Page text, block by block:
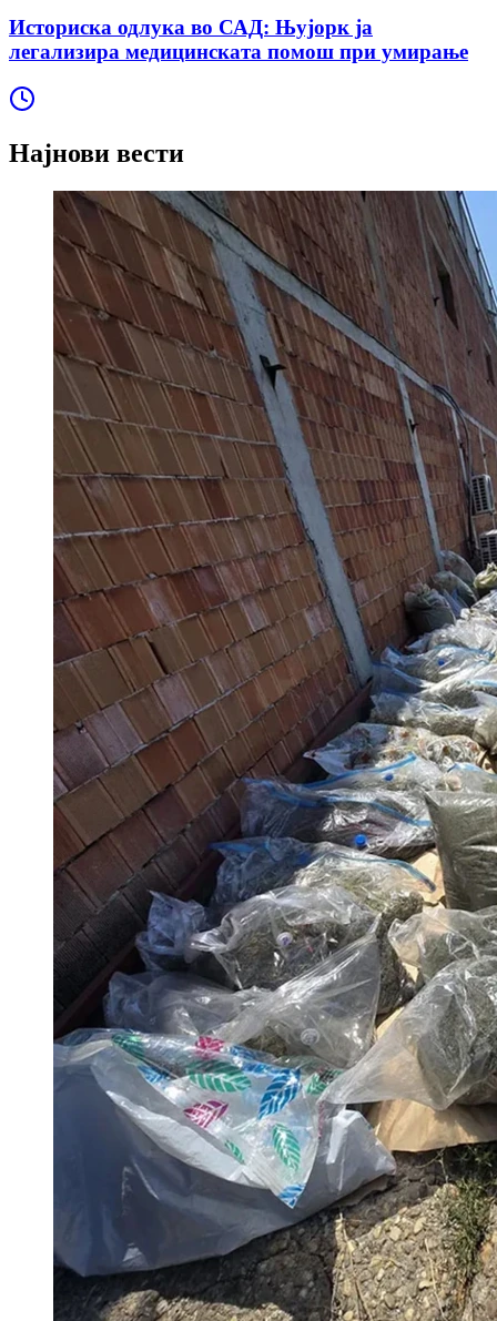
Историска одлука во САД: Њујорк ја
легализира медицинската помош при умирање
Најнови вести